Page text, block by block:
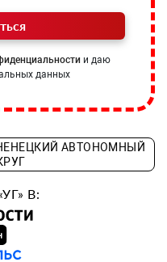
и даю
данных
АВТОНОМНЫЙ
В: